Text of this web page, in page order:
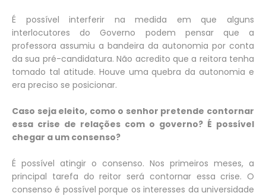
É possível interferir na medida em que alguns
interlocutores do Governo podem pensar que a
professora assumiu a bandeira da autonomia por conta
da sua pré-candidatura. Não acredito que a reitora tenha
tomado tal atitude. Houve uma quebra da autonomia e
era preciso se posicionar.
Caso seja eleito, como o senhor pretende contornar
essa crise de relações com o governo? É possível
chegar a um consenso?
É possível atingir o consenso. Nos primeiros meses, a
principal tarefa do reitor será contornar essa crise. O
consenso é possível porque os interesses da universidade